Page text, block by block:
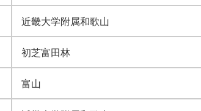
近畿大学附属和歌山
初芝富田林
富山